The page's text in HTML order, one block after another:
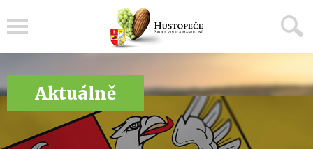
Aktuálně